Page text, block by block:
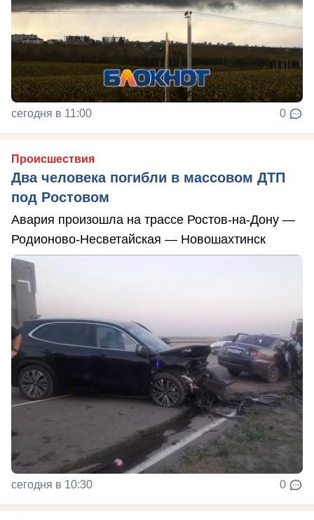
сегодня в 11:00 0
Происшествия
Два человека погибли в массовом ДТП
под Ростовом
Авария произошла на трассе Ростов-на-Дону —
Родионово-Несветайская — Новошахтинск
сегодня в 10:30 0